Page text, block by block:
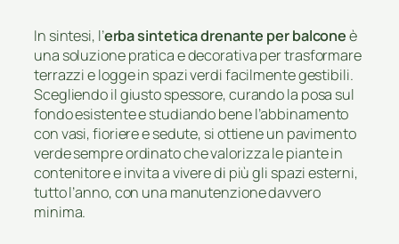
In sintesi, l’erba sintetica drenante per balconeè
una soluzione pratica e decorativa per trasformare
terrazzi e logge in spazi verdi facilmente gestibili.
Scegliendo il giusto spessore, curando la posa sul
fondo esistente e studiando bene l’abbinamento
con vasi, fioriere e sedute, si ottiene un pavimento
verde sempre ordinato che valorizza le piante in
contenitore e invita a vivere di più gli spazi esterni,
tutto l’anno, con una manutenzione davvero
minima.